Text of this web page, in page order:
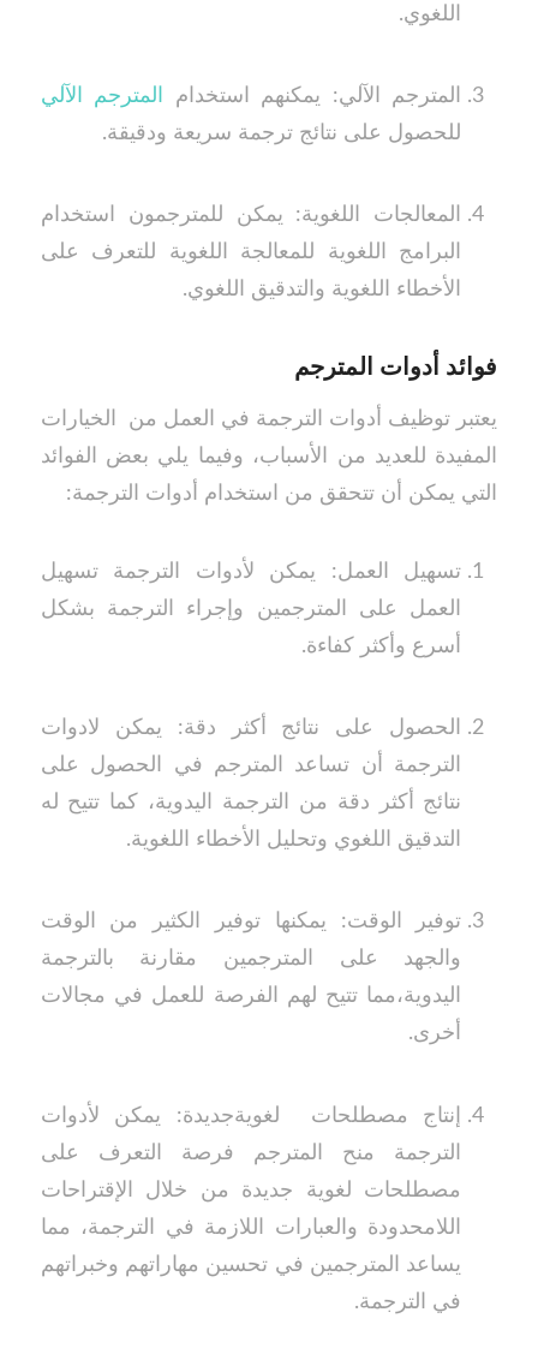
اللغوي.
المترجم الآلي: يمكنهم استخدام
المترجم الآلي
للحصول على نتائج ترجمة سريعة ودقيقة.
المعالجات اللغوية: يمكن للمترجمون استخدام
البرامج اللغوية للمعالجة اللغوية للتعرف على
الأخطاء اللغوية والتدقيق اللغوي.
فوائد أدوات المترجم
يعتبر توظيف أدوات الترجمة في العمل من الخيارات
المفيدة للعديد من الأسباب، وفيما يلي بعض الفوائد
التي يمكن أن تتحقق من استخدام أدوات الترجمة:
تسهيل العمل: يمكن لأدوات الترجمة تسهيل
العمل على المترجمين وإجراء الترجمة بشكل
أسرع وأكثر كفاءة.
الحصول على نتائج أكثر دقة: يمكن لادوات
الترجمة أن تساعد المترجم في الحصول على
نتائج أكثر دقة من الترجمة اليدوية، كما تتيح له
التدقيق اللغوي وتحليل الأخطاء اللغوية.
توفير الوقت: يمكنها توفير الكثير من الوقت
والجهد على المترجمين مقارنة بالترجمة
اليدوية،مما تتيح لهم الفرصة للعمل في مجالات
أخرى.
إنتاج مصطلحات لغويةجديدة: يمكن لأدوات
الترجمة منح المترجم فرصة التعرف على
مصطلحات لغوية جديدة من خلال الإقتراحات
اللامحدودة والعبارات اللازمة في الترجمة، مما
يساعد المترجمين في تحسين مهاراتهم وخبراتهم
في الترجمة.